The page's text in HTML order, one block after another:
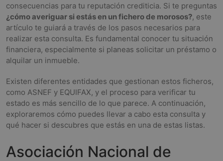
consecuencias para tu reputación crediticia. Si te preguntas
¿cómo averiguar si estás en un fichero de morosos?, este
artículo te guiará a través de los pasos necesarios para
realizar esta consulta. Es fundamental conocer tu situación
financiera, especialmente si planeas solicitar un préstamo o
alquilar un inmueble.
Existen diferentes entidades que gestionan estos ficheros,
como ASNEF y EQUIFAX, y el proceso para verificar tu
estado es más sencillo de lo que parece. A continuación,
exploraremos cómo puedes llevar a cabo esta consulta y
qué hacer si descubres que estás en una de estas listas.
Asociación Nacional de